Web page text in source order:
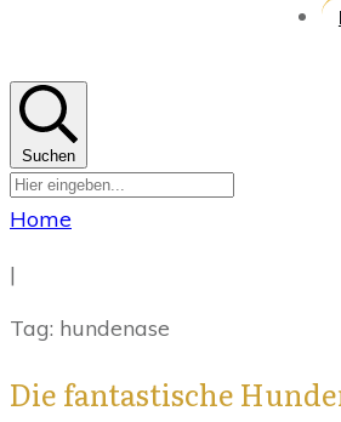
Suchen
Home
|
Tag: hundenase
Die fantastische